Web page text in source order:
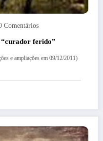
Comentários
“curador ferido”
e ampliações em 09/12/2011)